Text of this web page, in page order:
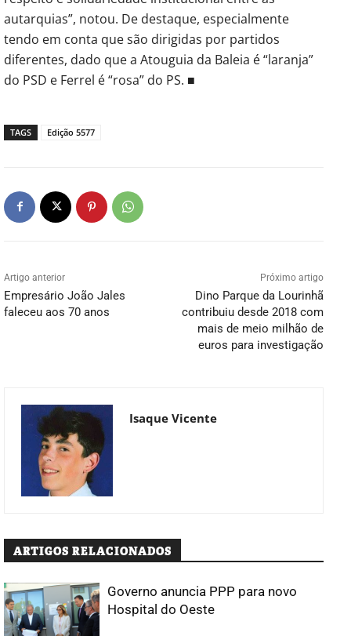
autarquias”, notou. De destaque, especialmente
tendo em conta que são dirigidas por partidos
diferentes, dado que a Atouguia da Baleia é “laranja”
do PSD e Ferrel é “rosa” do PS. ■
TAGS Edição 5577
Artigo anterior
Empresário João Jales
faleceu aos 70 anos
Próximo artigo
Dino Parque da Lourinhã
contribuiu desde 2018 com
mais de meio milhão de
euros para investigação
Isaque Vicente
ARTIGOS RELACIONADOS
Governo anuncia PPP para novo
Hospital do Oeste